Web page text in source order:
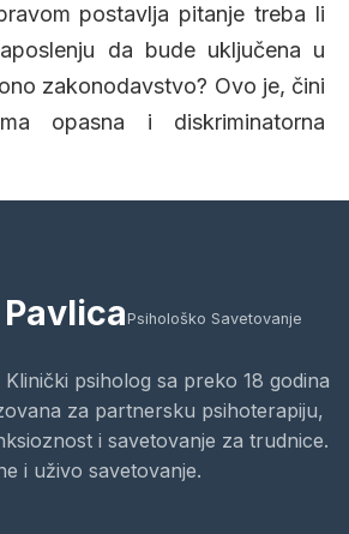
postavlja pitanje treba li
da bude uključena u
zakonodavstvo? Ovo je, čini
opasna i diskriminatorna
Psihološko Savetovanje
Klinički psiholog sa preko 18 godina
za partnersku psihoterapiju,
i savetovanje za trudnice.
i uživo savetovanje.